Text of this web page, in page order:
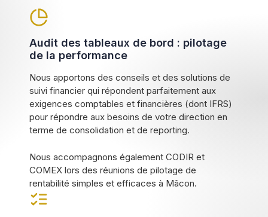
Audit des tableaux de bord : pilotage
de la performance
Nous apportons des conseils et des solutions de
suivi financier qui répondent parfaitement aux
exigences comptables et financières (dont IFRS)
pour répondre aux besoins de votre direction en
terme de consolidation et de reporting.
Nous accompagnons également CODIR et
COMEX lors des réunions de pilotage de
rentabilité simples et efficaces à Mâcon.